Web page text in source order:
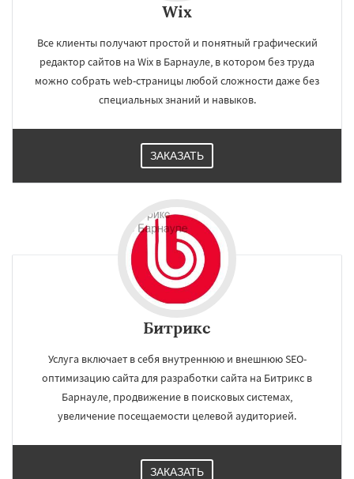
Wix
Все клиенты получают простой и понятный графический
редактор сайтов на Wix в Барнауле, в котором без труда
можно собрать web-страницы любой сложности даже без
специальных знаний и навыков.
ЗАКАЗАТЬ
Битрикс
Услуга включает в себя внутреннюю и внешнюю SEO-
оптимизацию сайта для разработки сайта на Битрикс в
Барнауле, продвижение в поисковых системах,
увеличение посещаемости целевой аудиторией.
ЗАКАЗАТЬ